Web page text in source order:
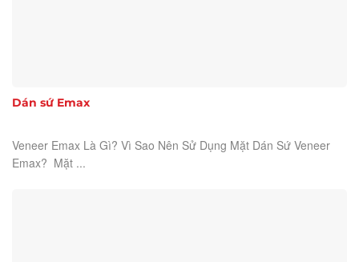
Dán sứ Emax
Veneer Emax Là Gì? Vì Sao Nên Sử Dụng Mặt Dán Sứ Veneer
Emax? Mặt ...